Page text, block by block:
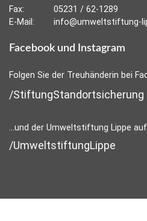
Fax:
05231 / 62-1289
E-Mail:
info@umweltstiftung-
Facebook und Instagram
Folgen Sie der Treuhänderin bei
/StiftungStandortsicherung
...und der Umweltstiftung Lippe
/UmweltstiftungLippe